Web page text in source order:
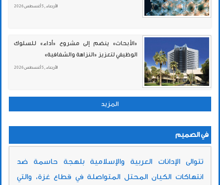
الأربعاء , 5 أغسطس 2026
«الأبحاث» ينضم إلى مشروع «أداء» للسلوك
الوظيفي لتعزيز «النزاهة والشفافية»
الأربعاء , 5 أغسطس 2026
المزيد
في الصميم
تتوالى الإدانات العربية والإسلامية بلهجة حاسمة ضد
انتهاكات الكيان المحتل المتواصلة في قطاع غزة، والتي